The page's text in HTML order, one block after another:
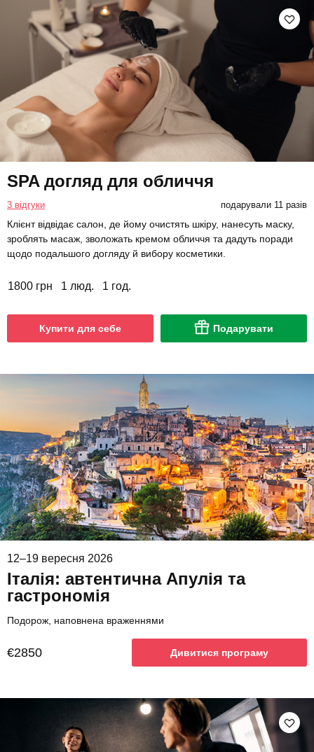
SPA догляд для обличчя
3 відгуки подарували 11 разів
Клієнт відвідає салон, де йому очистять шкіру, нанесуть маску,
зроблять масаж, зволожать кремом обличчя та дадуть поради
щодо подальшого догляду й вибору косметики.
1800 грн 1 люд. 1 год.
Купити для себе Подарувати
12–19 вересня 2026
Італія: автентична Апулія та
гастрономія
Подорож, наповнена враженнями
€2850 Дивитися програму